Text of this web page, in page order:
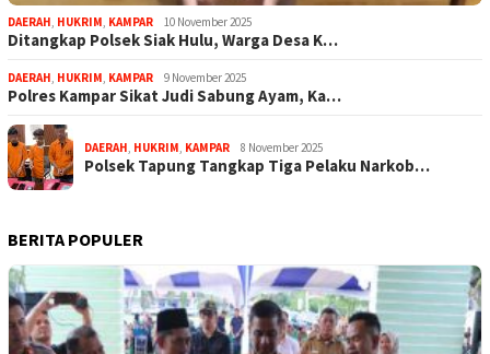
DAERAH, HUKRIM, KAMPAR 10 November 2025
Ditangkap Polsek Siak Hulu, Warga Desa K…
DAERAH, HUKRIM, KAMPAR 9 November 2025
Polres Kampar Sikat Judi Sabung Ayam, Ka…
DAERAH, HUKRIM, KAMPAR 8 November 2025
Polsek Tapung Tangkap Tiga Pelaku Narkob…
BERITA POPULER